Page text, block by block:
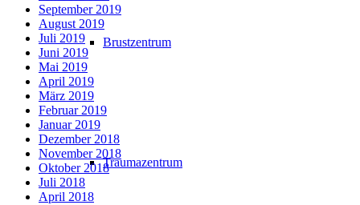
Brustzentrum
Traumazentrum
September 2019
August 2019
Juli 2019
Juni 2019
Mai 2019
April 2019
März 2019
Februar 2019
Januar 2019
Dezember 2018
November 2018
Oktober 2018
Juli 2018
April 2018